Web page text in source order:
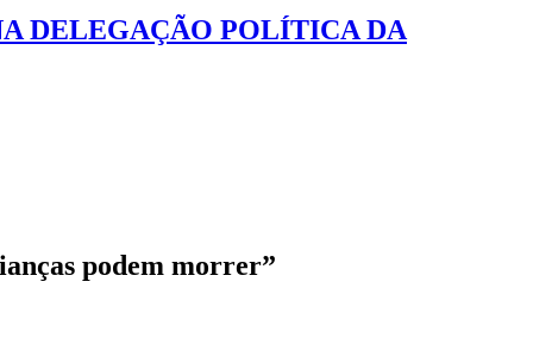
DELEGAÇÃO POLÍTICA DA
podem morrer”